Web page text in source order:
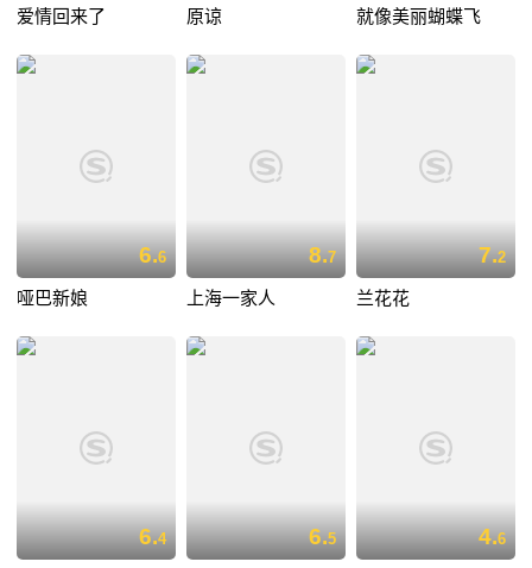
爱情回来了 原谅 就像美丽蝴蝶飞
6.6
哑巴新娘
8.7
上海一家人
7.2
兰花花
6.4 6.5 4.6